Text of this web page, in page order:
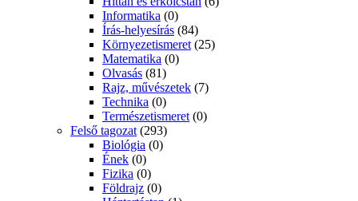
Informatika (0)
Írás-helyesírás (84)
Környezetismeret (25)
Matematika (0)
Olvasás (81)
Rajz, művészetek (7)
Technika (0)
Természetismeret (0)
Felső tagozat (293)
Biológia (0)
Ének (0)
Fizika (0)
Földrajz (0)